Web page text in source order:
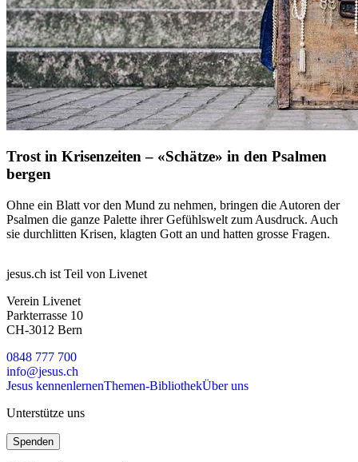
Trost in Krisenzeiten – «Schätze» in den Psalmen
bergen
Ohne ein Blatt vor den Mund zu nehmen, bringen die Autoren der
Psalmen die ganze Palette ihrer Gefühlswelt zum Ausdruck. Auch
sie durchlitten Krisen, klagten Gott an und hatten grosse Fragen.
jesus.ch ist Teil von Livenet
Verein Livenet
Parkterrasse 10
CH-3012 Bern
0848 777 700
info@jesus.ch
Jesus kennenlernenThemen-BibliothekÜber uns
Unterstütze uns
Spenden